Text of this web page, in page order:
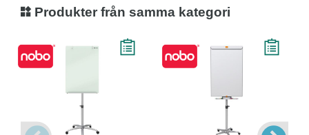
Produkter från samma kategori